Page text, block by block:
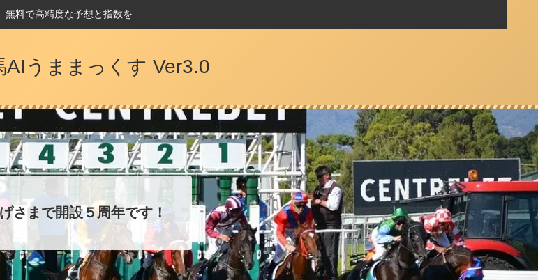
無料で高精度な予想と指数を
AIうままっくす Ver3.0
さまで開設５周年です！